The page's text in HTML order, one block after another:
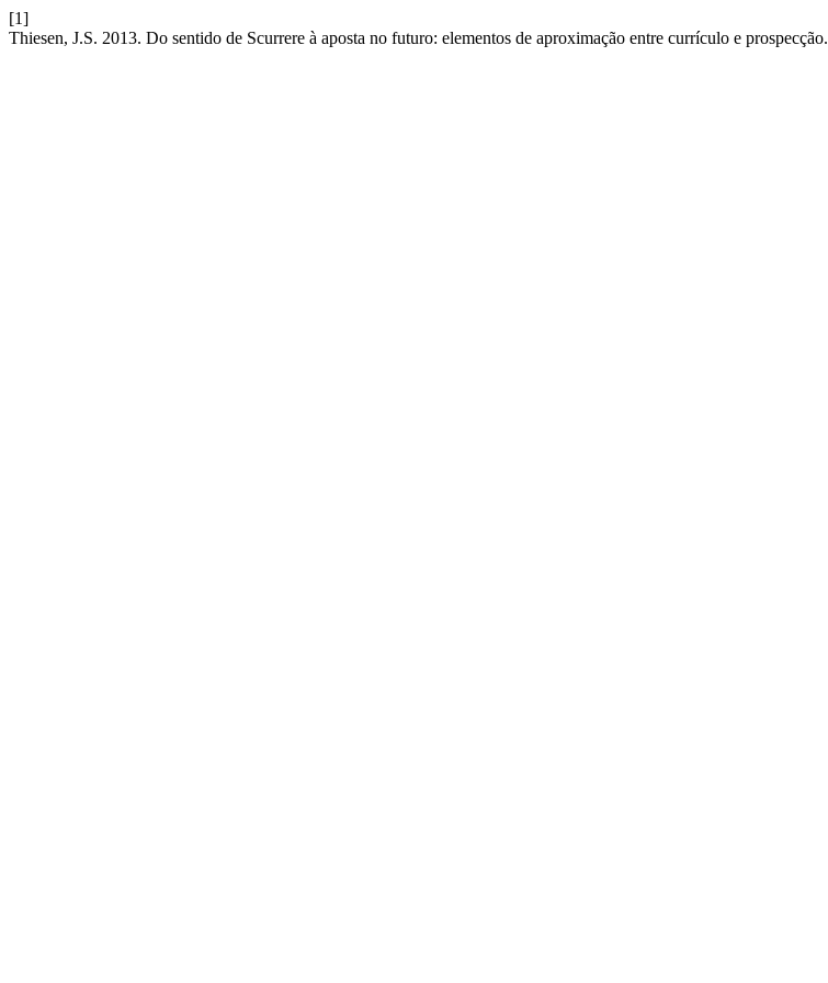
[1]
Thiesen, J.S. 2013. Do sentido de Scurrere à aposta no futuro: elementos de aproximação entre currículo e prospecção.